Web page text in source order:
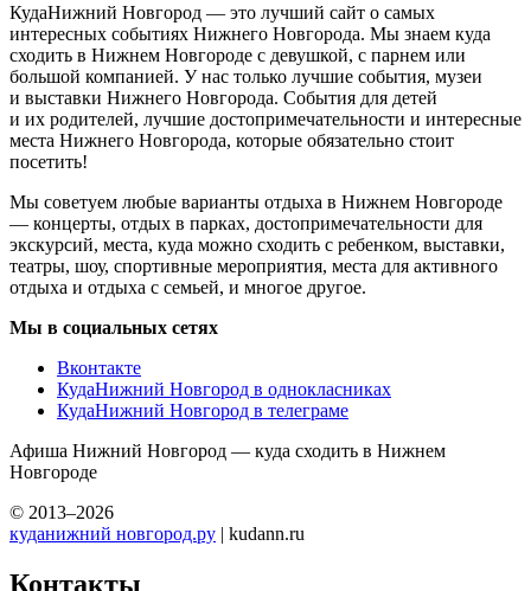
КудаНижний Новгород — это лучший сайт о самых
интересных событиях Нижнего Новгорода. Мы знаем куда
сходить в Нижнем Новгороде с девушкой, с парнем или
большой компанией. У нас только лучшие события, музеи
и выставки Нижнего Новгорода. События для детей
и их родителей, лучшие достопримечательности и интересные
места Нижнего Новгорода, которые обязательно стоит
посетить!
Мы советуем любые варианты отдыха в Нижнем Новгороде
— концерты, отдых в парках, достопримечательности для
экскурсий, места, куда можно сходить с ребенком, выставки,
театры, шоу, спортивные мероприятия, места для активного
отдыха и отдыха с семьей, и многое другое.
Мы в социальных сетях
Вконтакте
КудаНижний Новгород в однокласниках
КудаНижний Новгород в телеграме
Афиша Нижний Новгород — куда сходить в Нижнем
Новгороде
© 2013–2026
куданижний новгород.ру | kudann.ru
Контакты